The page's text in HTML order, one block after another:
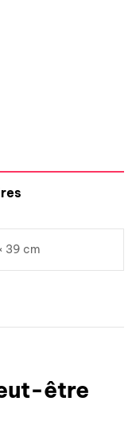
39 cm
être